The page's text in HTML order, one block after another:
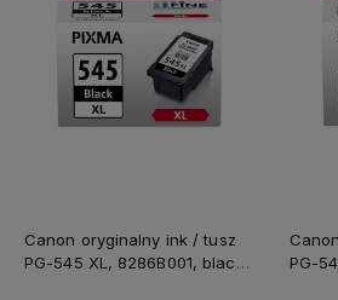
Canon oryginalny ink / tusz
PG-545 XL, 8286B001, black,
PG-